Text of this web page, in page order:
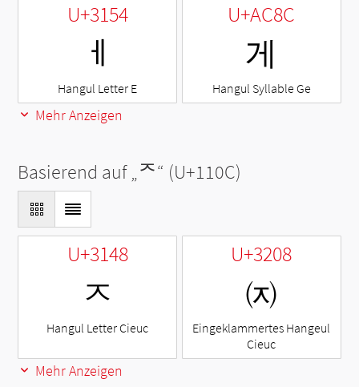
U+3154
ㅔ
Hangul Letter E
U+AC8C
게
Hangul Syllable Ge
Mehr Anzeigen
Basierend auf „ᄌ“ (U+110C)
U+3148
ㅈ
Hangul Letter Cieuc
U+3208
㈈
Eingeklammertes Hangeul
Cieuc
Mehr Anzeigen